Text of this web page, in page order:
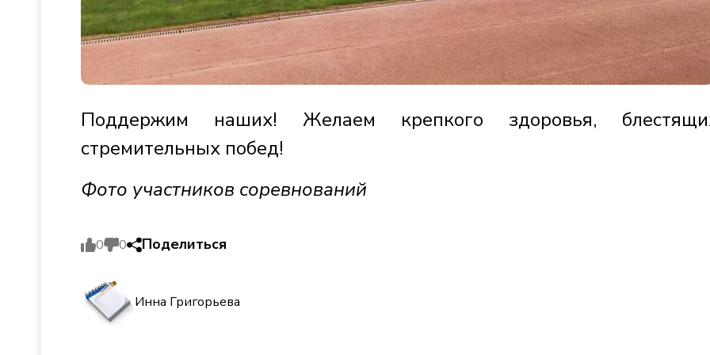
Поддержим наших! Желаем крепкого здоровья,
стремительных побед!
Фото участников соревнований
0 0 Поделиться
Инна Григорьева